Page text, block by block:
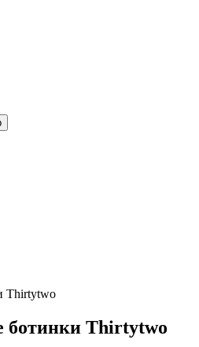
Thirtytwo
ботинки Thirtytwo